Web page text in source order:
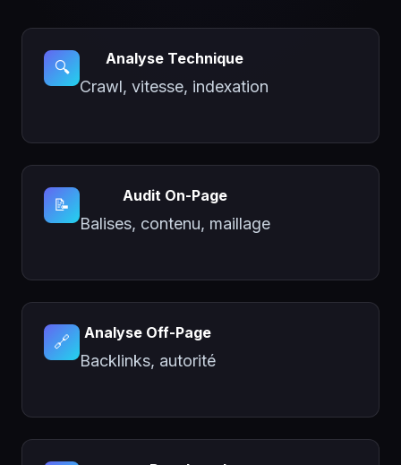
🔍 Analyse Technique
Crawl, vitesse, indexation
📝 Audit On-Page
Balises, contenu, maillage
🔗 Analyse Off-Page
Backlinks, autorité